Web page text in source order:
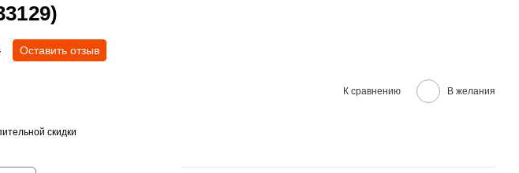
Оставить отзыв
К сравнению В желания
скидки